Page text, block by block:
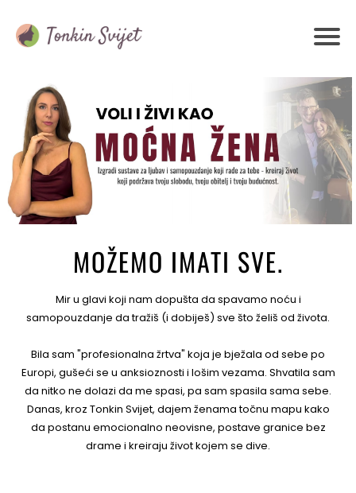
N
sl
v
n
a
B
o
MOŽEMO IMATI SVE.
Mir u glavi koji nam dopušta da spavamo noću i
samopouzdanje da tražiš (i dobiješ) sve što želiš od života.
Bila sam "profesionalna žrtva" koja je bježala od sebe po
Europi, gušeći se u anksioznosti i lošim vezama. Shvatila sam
da nitko ne dolazi da me spasi, pa sam spasila sama sebe.
Danas, kroz Tonkin Svijet, dajem ženama točnu mapu kako
da postanu emocionalno neovisne, postave granice bez
drame i kreiraju život kojem se dive.